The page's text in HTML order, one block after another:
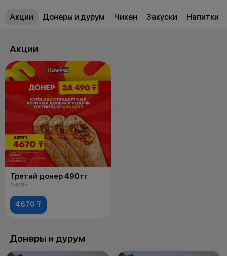
Акции Донеры и дурум Чикен Закуски Напитки
Акции
Третий донер 490тг
2445 г
4670 ₸
Донеры и дурум